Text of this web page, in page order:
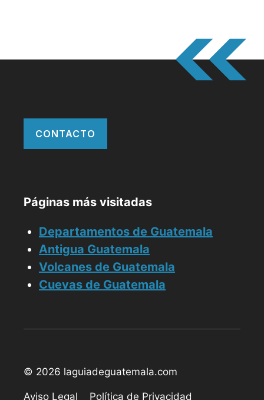
CONTACTO
Páginas más visitadas
Departamentos de Guatemala
Antigua Guatemala
Volcanes de Guatemala
Cuevas de Guatemala
© 2026 laguiadeguatemala.com
Aviso Legal Política de Privacidad